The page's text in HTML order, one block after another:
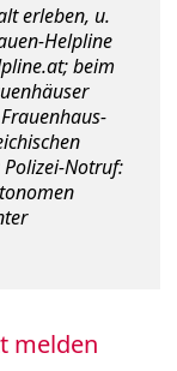
erleben, u.
Helpline
; beim
Notruf:
melden